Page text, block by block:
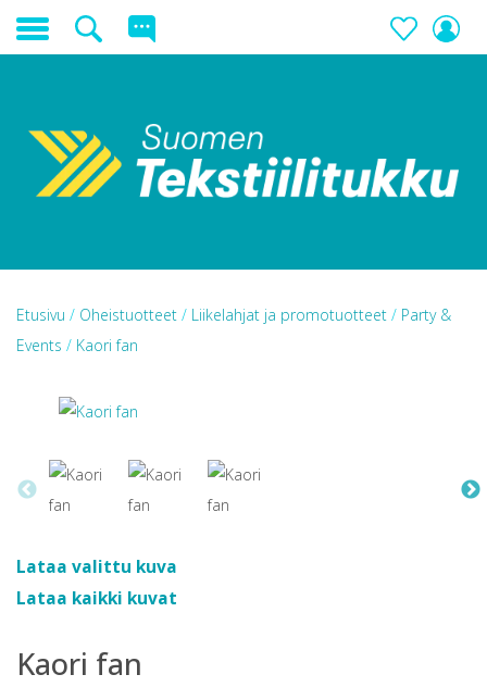
Etusivu / Oheistuotteet / Liikelahjat ja promotuotteet / Party &
Events / Kaori fan
Lataa valittu kuva
Lataa kaikki kuvat
Kaori fan